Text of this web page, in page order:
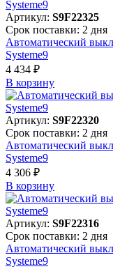
Артикул: S9F22325
Срок поставки: 2 дня
Автоматический
Systeme9
4 434 ₽
В корзинy
Артикул: S9F22320
Срок поставки: 2 дня
Автоматический
Systeme9
4 306 ₽
В корзинy
Артикул: S9F22316
Срок поставки: 2 дня
Автоматический
Systeme9